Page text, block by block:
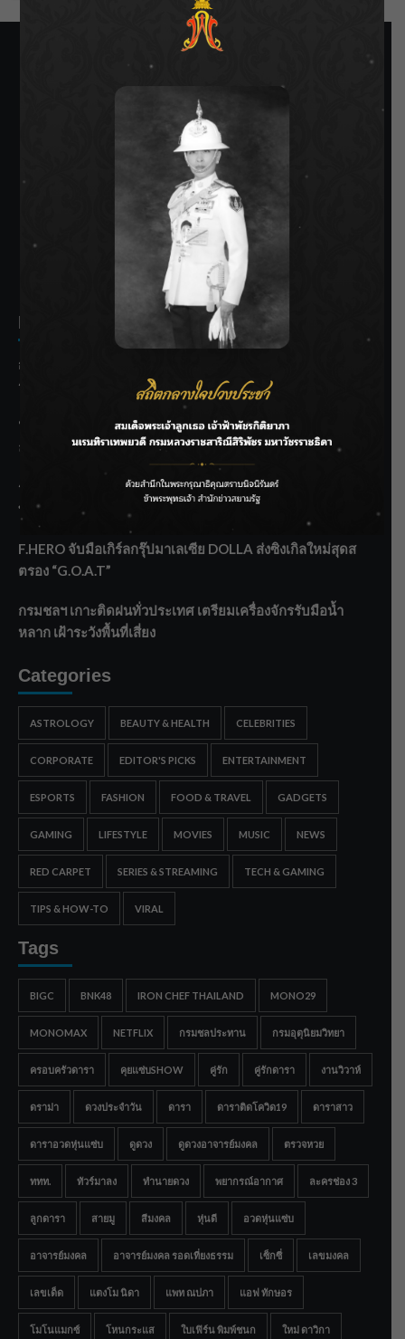
SIAMRATH VARIETY
THE BEST ENTERTAINMENT
Recent Posts
กรมชลฯ รับฟังประชาชน ติดตามแก้ปัญหาโครงการประตู
ระบายน้ำศรีสองรักฯ
‘แมน การิน’ แชร์ความเชื่อชวนคิด! “อยากกินอะไรหลังจาก
ลาโลกนี้ ให้ใส่บาตรสิ่งนั้นไว้ตอนยังมีชีวิต”
ราชเลขานุการในพระองค์ฯ ติดตามโครงการหุบกะพง–ห้วย
ทรายใต้ เสริมความมั่นคงน้ำเพชรบุรี
F.HERO จับมือเกิร์ลกรุ๊ปมาเลเซีย DOLLA ส่งซิงเกิลใหม่สุดส
ตรอง “G.O.A.T”
กรมชลฯ เกาะติดฝนทั่วประเทศ เตรียมเครื่องจักรรับมือน้ำ
หลาก เฝ้าระวังพื้นที่เสี่ยง
Categories
ASTROLOGY BEAUTY & HEALTH CELEBRITIES
CORPORATE EDITOR'S PICKS ENTERTAINMENT
ESPORTS FASHION FOOD & TRAVEL GADGETS
GAMING LIFESTYLE MOVIES MUSIC NEWS
RED CARPET SERIES & STREAMING TECH & GAMING
TIPS & HOW-TO VIRAL
Tags
BIGC BNK48 IRON CHEF THAILAND MONO29
MONOMAX NETFLIX กรมชลประทาน กรมอุตุนิยมวิทยา
ครอบครัวดารา คุยแซ่บSHOW คู่รัก คู่รักดารา งานวิวาห์
ดราม่า ดวงประจำวัน ดารา ดาราติดโควิด19 ดาราสาว
ดาราอวดหุ่นแซ่บ ดูดวง ดูดวงอาจารย์มงคล ตรวจหวย
ททท. ทัวร์มาลง ทำนายดวง พยากรณ์อากาศ ละครช่อง 3
ลูกดารา สายมู สีมงคล หุ่นดี อวดหุ่นแซ่บ
อาจารย์มงคล อาจารย์มงคล รอดเที่ยงธรรม เซ็กซี่ เลขมงคล
เลขเด็ด แตงโม นิดา แพท ณปภา แอฟ ทักษอร
โมโนแมกซ์ โหนกระแส ใบเฟิร์น พิมพ์ชนก ใหม่ ดาวิกา